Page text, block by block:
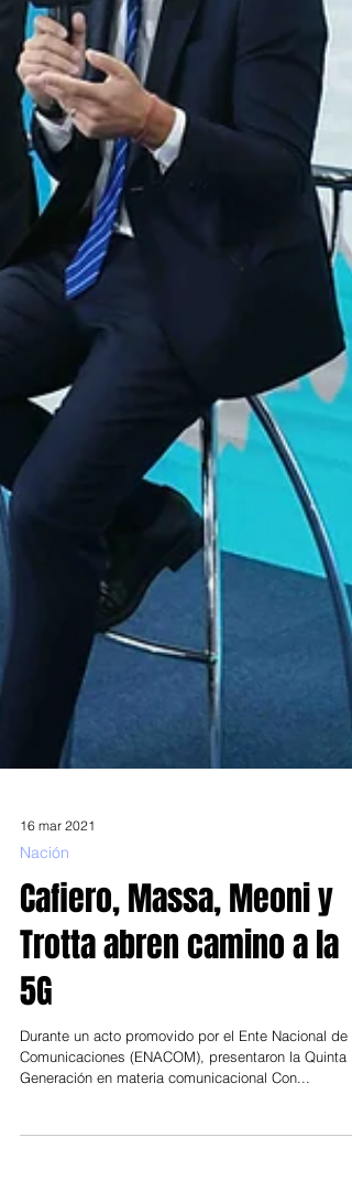
Nación
Cafiero, Massa, Meoni y
Trotta abren camino a la
5G
Durante un acto promovido por el Ente Nacional de